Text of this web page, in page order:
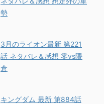
勢
3月のライオン最新 第221
話 ネタバレ＆感想 零vs隈
倉
キングダム 最新 第884話